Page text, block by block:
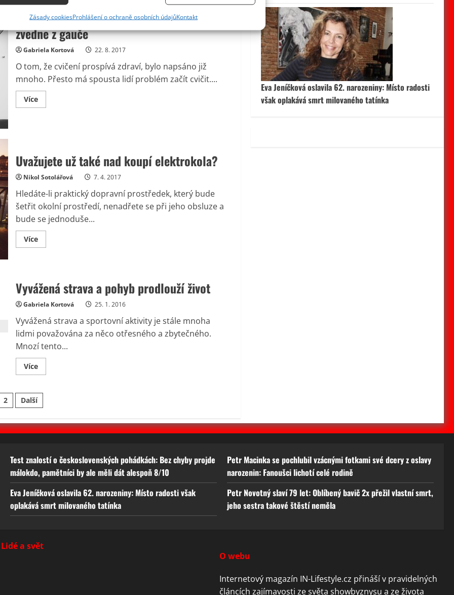
aktivně požadovaných informací.
bezpečnosti, předcházení a zjišťování podvodů a
chyb, Poskytování a zobrazování reklamy a
Ukládání a sdělování voleb ochrany osobních údajů.
Zásady cookiesProhlášení o ochraně osobních údajůKontakt
Zumba – sportovní aktivita, která vás
zvedne z gauče
Gabriela Kortová 22. 8. 2017
O tom, že cvičení prospívá zdraví, bylo napsáno již
mnoho. Přesto má spousta lidí problém začít cvičit....
VíceRead
more
vás
zvedne
z
gauče
Uvažujete už také nad koupí elektrokola?
Nikol Sotolářová 7. 4. 2017
Hledáte-li praktický dopravní prostředek, který bude
šetřit okolní prostředí, nenadřete se při jeho obsluze a
bude se jednoduše...
VíceRead
more
nad
koupí
elektrokola?
Vyvážená strava a pohyb prodlouží život
Gabriela Kortová 25. 1. 2016
Vyvážená strava a sportovní aktivity je stále mnoha
lidmi považována za něco otřesného a zbytečného.
Mnozí tento...
VíceRead
more
strava
a
pohyb
život
2 Další
Eva Jeníčková oslavila 62. narozeniny: Místo radosti
však oplakává smrt milovaného tatínka
Test znalostí o československých pohádkách: Bez chyby projde
málokdo, pamětníci by ale měli dát alespoň 8/10
Petr Macinka se pochlubil vzácnými fotkami své dcery z oslavy
narozenin: Fanoušci lichotí celé rodině
Eva Jeníčková oslavila 62. narozeniny: Místo radosti však
oplakává smrt milovaného tatínka
Petr Novotný slaví 79 let: Oblíbený bavič 2x přežil vlastní smrt,
jeho sestra takové štěstí neměla
Lidé a svět
O webu
Internetový magazín IN-Lifestyle.cz přináší v pravidelných
článcích zajímavosti ze světa showbyznysu a ze života